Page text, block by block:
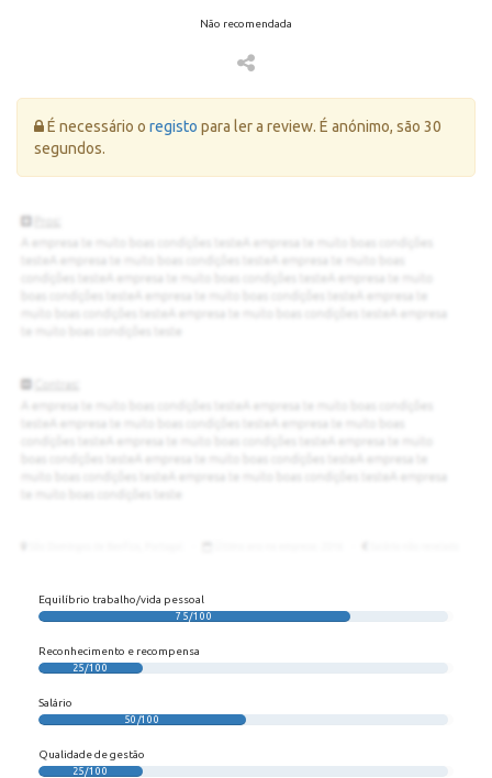
Não recomendada
Erro:
É necessário o registo para ler a review. É anónimo, são 30
segundos.
Equilíbrio trabalho/vida pessoal
75/100
Reconhecimento e recompensa
25/100
Salário
50/100
Qualidade de gestão
25/100